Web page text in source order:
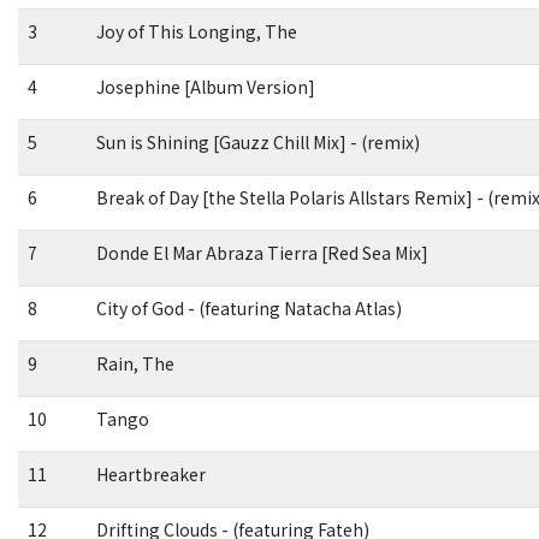
3 Joy of This Longing, The
4 Josephine [Album Version]
5 Sun is Shining [Gauzz Chill Mix] - (remix)
6 Break of Day [the Stella Polaris Allstars Remix] -
7 Donde El Mar Abraza Tierra [Red Sea Mix]
8 City of God - (featuring Natacha Atlas)
9 Rain, The
10 Tango
11 Heartbreaker
12 Drifting Clouds - (featuring Fateh)